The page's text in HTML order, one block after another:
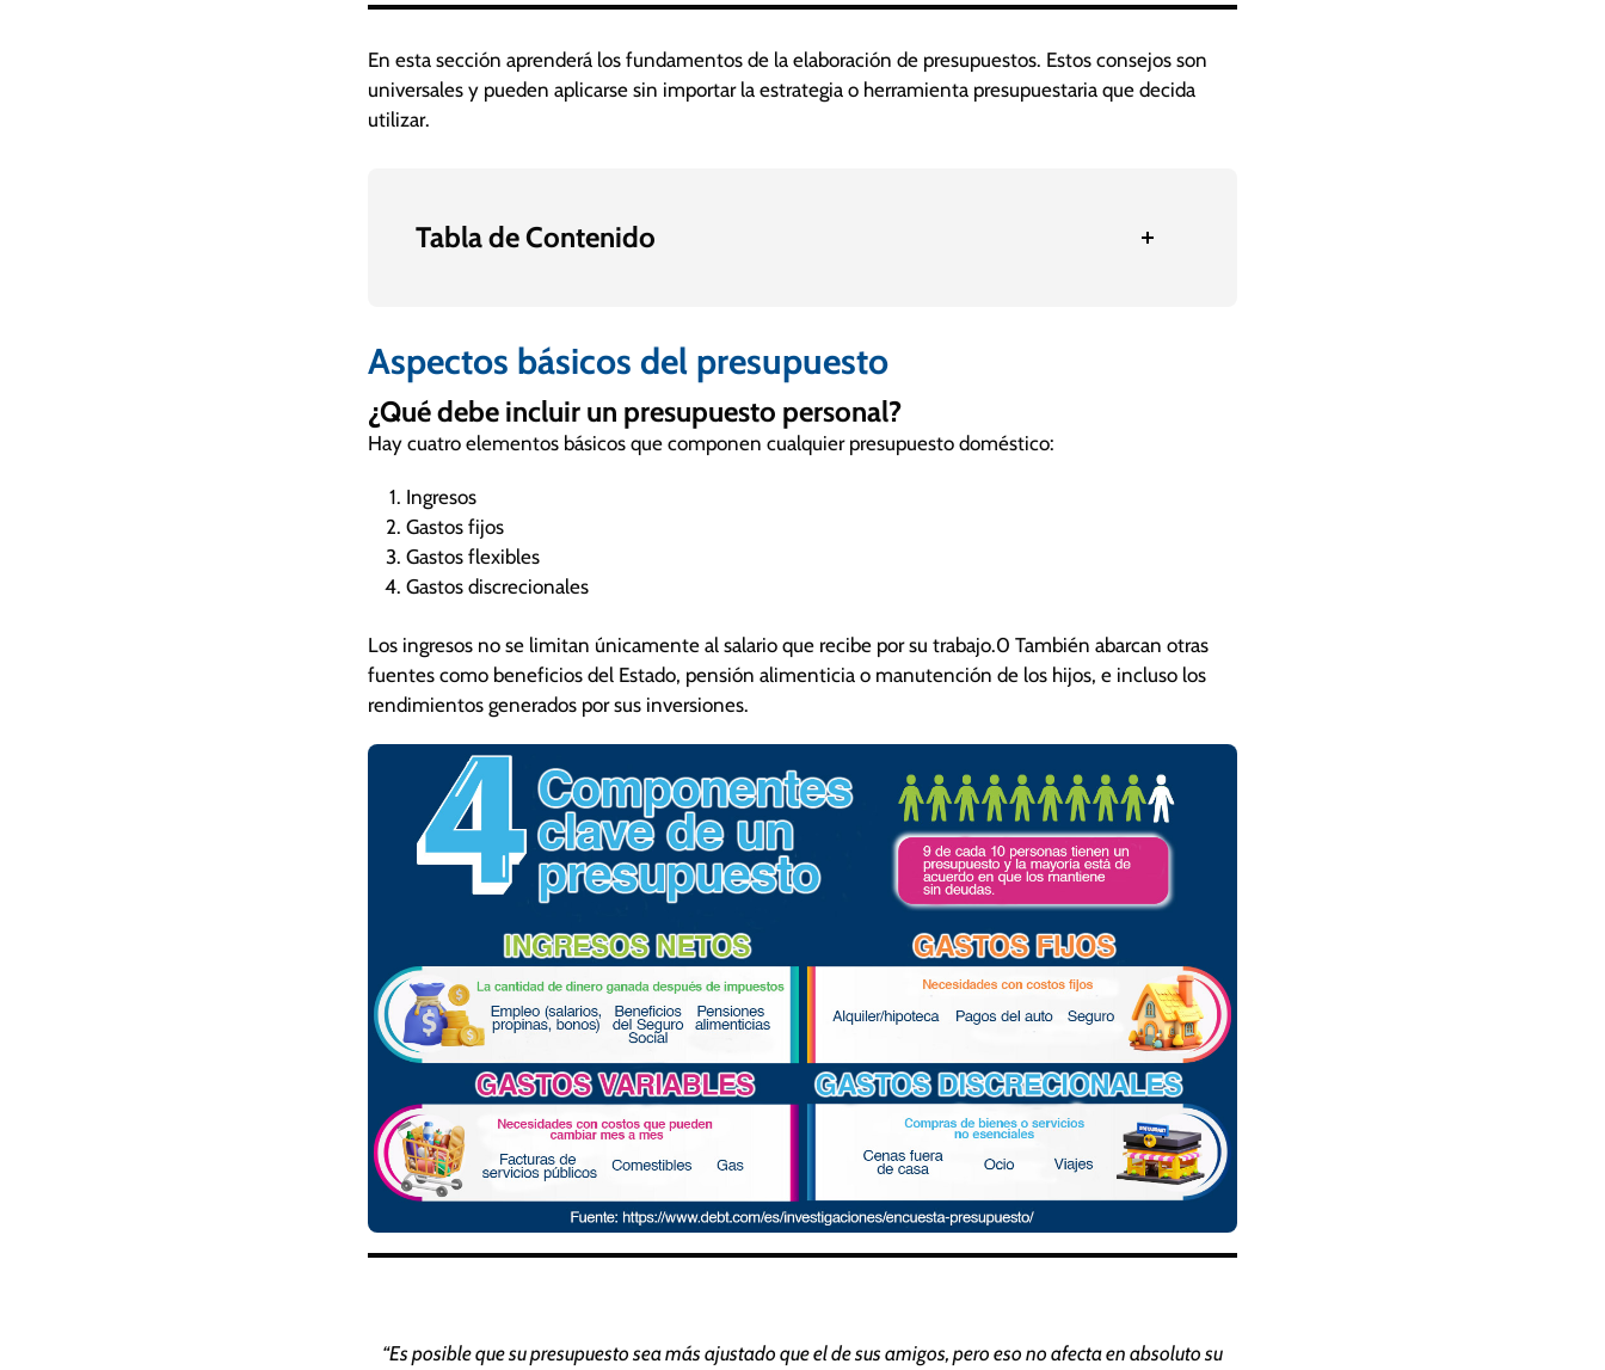
En esta sección aprenderá los fundamentos de la elaboración de presupuestos. Estos consejos son
universales y pueden aplicarse sin importar la estrategia o herramienta presupuestaria que decida
utilizar.
Tabla de Contenido
Aspectos básicos del presupuesto
¿Qué debe incluir un presupuesto personal?
Hay cuatro elementos básicos que componen cualquier presupuesto doméstico:
Ingresos
Gastos fijos
Gastos flexibles
Gastos discrecionales
Los ingresos no se limitan únicamente al salario que recibe por su trabajo.0 También abarcan otras
fuentes como beneficios del Estado, pensión alimenticia o manutención de los hijos, e incluso los
rendimientos generados por sus inversiones.
“Es posible que su presupuesto sea más ajustado que el de sus amigos, pero eso no afecta en absoluto su